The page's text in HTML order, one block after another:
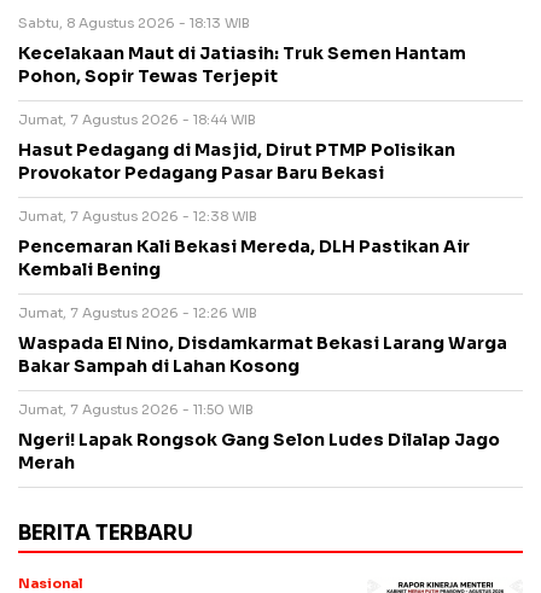
Sabtu, 8 Agustus 2026 - 18:13 WIB
Kecelakaan Maut di Jatiasih: Truk Semen Hantam
Pohon, Sopir Tewas Terjepit
Jumat, 7 Agustus 2026 - 18:44 WIB
Hasut Pedagang di Masjid, Dirut PTMP Polisikan
Provokator Pedagang Pasar Baru Bekasi
Jumat, 7 Agustus 2026 - 12:38 WIB
Pencemaran Kali Bekasi Mereda, DLH Pastikan Air
Kembali Bening
Jumat, 7 Agustus 2026 - 12:26 WIB
Waspada El Nino, Disdamkarmat Bekasi Larang Warga
Bakar Sampah di Lahan Kosong
Jumat, 7 Agustus 2026 - 11:50 WIB
Ngeri! Lapak Rongsok Gang Selon Ludes Dilalap Jago
Merah
BERITA TERBARU
Nasional